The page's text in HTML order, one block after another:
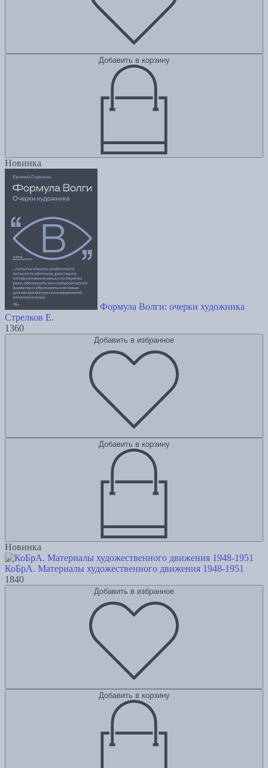
Добавить в корзину
Новинка
Формула Волги: очерки художника
Стрелков Е.
1360
Добавить в избранное
Добавить в корзину
Новинка
КоБрА. Материалы художественного движения 1948-1951
1840
Добавить в избранное
Добавить в корзину